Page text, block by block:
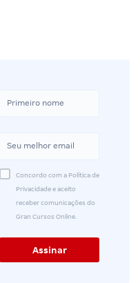
Concordo com a Política de
Privacidade e aceito
receber comunicações do
Gran Cursos Online.